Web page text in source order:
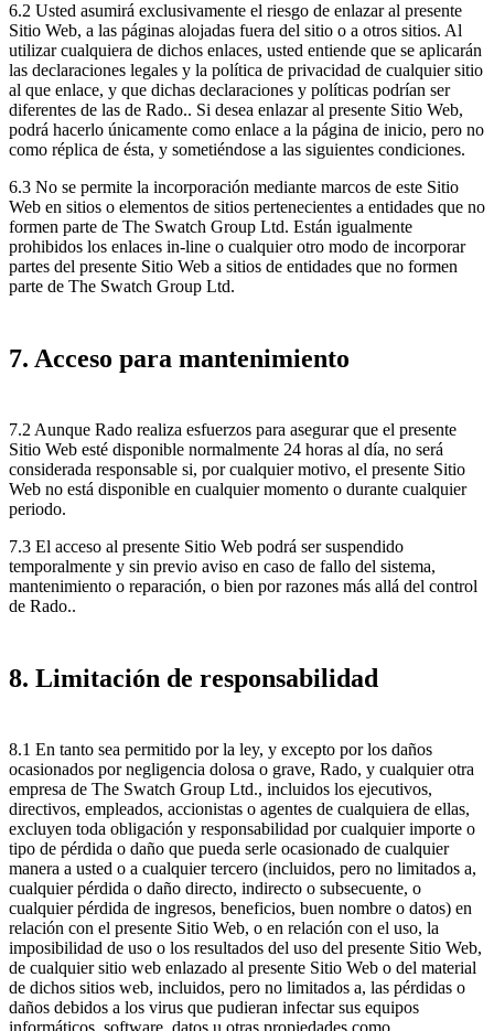
6.2 Usted asumirá exclusivamente el riesgo de enlazar al presente
Sitio Web, a las páginas alojadas fuera del sitio o a otros sitios. Al
utilizar cualquiera de dichos enlaces, usted entiende que se aplicarán
las declaraciones legales y la política de privacidad de cualquier sitio
al que enlace, y que dichas declaraciones y políticas podrían ser
diferentes de las de Rado.. Si desea enlazar al presente Sitio Web,
podrá hacerlo únicamente como enlace a la página de inicio, pero no
como réplica de ésta, y sometiéndose a las siguientes condiciones.
6.3 No se permite la incorporación mediante marcos de este Sitio
Web en sitios o elementos de sitios pertenecientes a entidades que no
formen parte de The Swatch Group Ltd. Están igualmente
prohibidos los enlaces in-line o cualquier otro modo de incorporar
partes del presente Sitio Web a sitios de entidades que no formen
parte de The Swatch Group Ltd.
7. Acceso para mantenimiento
7.2 Aunque Rado realiza esfuerzos para asegurar que el presente
Sitio Web esté disponible normalmente 24 horas al día, no será
considerada responsable si, por cualquier motivo, el presente Sitio
Web no está disponible en cualquier momento o durante cualquier
periodo.
7.3 El acceso al presente Sitio Web podrá ser suspendido
temporalmente y sin previo aviso en caso de fallo del sistema,
mantenimiento o reparación, o bien por razones más allá del control
de Rado..
8. Limitación de responsabilidad
8.1 En tanto sea permitido por la ley, y excepto por los daños
ocasionados por negligencia dolosa o grave, Rado, y cualquier otra
empresa de The Swatch Group Ltd., incluidos los ejecutivos,
directivos, empleados, accionistas o agentes de cualquiera de ellas,
excluyen toda obligación y responsabilidad por cualquier importe o
tipo de pérdida o daño que pueda serle ocasionado de cualquier
manera a usted o a cualquier tercero (incluidos, pero no limitados a,
cualquier pérdida o daño directo, indirecto o subsecuente, o
cualquier pérdida de ingresos, beneficios, buen nombre o datos) en
relación con el presente Sitio Web, o en relación con el uso, la
imposibilidad de uso o los resultados del uso del presente Sitio Web,
de cualquier sitio web enlazado al presente Sitio Web o del material
de dichos sitios web, incluidos, pero no limitados a, las pérdidas o
daños debidos a los virus que pudieran infectar sus equipos